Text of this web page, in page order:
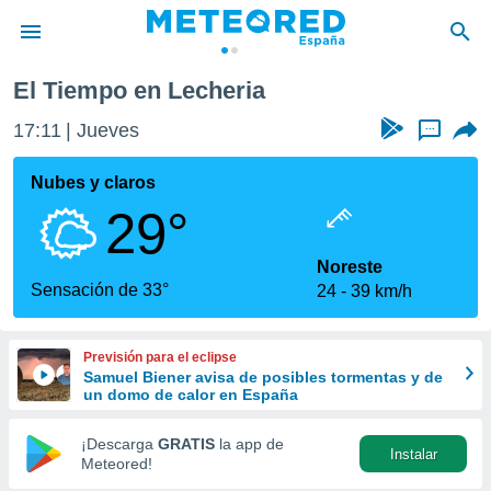
de
por
que se
calidad.
a este
las
y
forma
digital
basada
El Tiempo en Lecheria
17:11 Jueves ...
Nubes y claros
29°
Sensación de 33°
Noreste
24
39 km/h
Previsión para el eclipse
Samuel Biener avisa de posibles tormentas y de
un domo de calor en España
¡Descarga GRATIS la app de
Meteored!
Instalar